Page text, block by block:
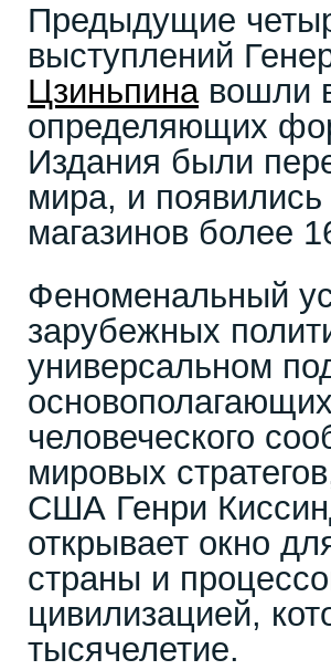
Предыдущие
выступлений
Цзиньпинавошли
определяющих
Издания были
мира, и
магазинов более
Феноменальный
зарубежных
универсальном
человеческого
мировых
США Генри
открывает окно
страны и
цивилизацией,
тысячелетие.